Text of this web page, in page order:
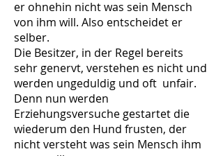
er ohnehin nicht was sein Mensch
von ihm will. Also entscheidet er
selber.
Die Besitzer, in der Regel bereits
sehr genervt, verstehen es nicht und
werden ungeduldig und oft unfair.
Denn nun werden
Erziehungsversuche gestartet die
wiederum den Hund frusten, der
nicht versteht was sein Mensch ihm